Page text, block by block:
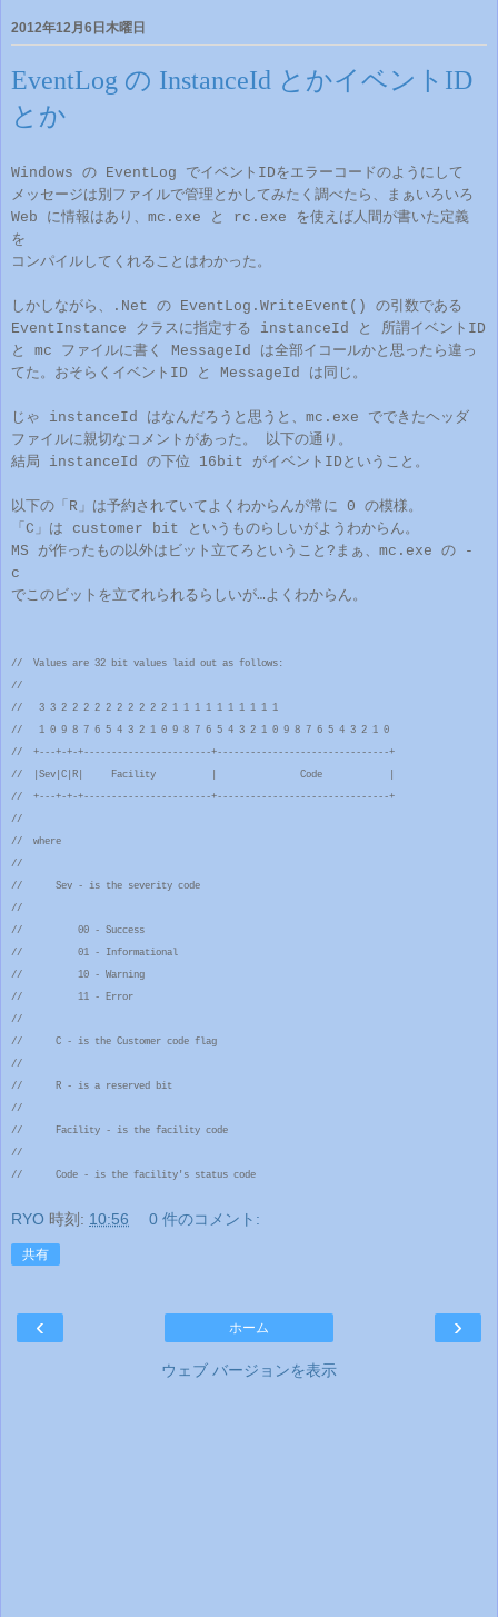
2012年12月6日木曜日
EventLog の InstanceId とかイベントID
とか
Windows の EventLog でイベントIDをエラーコードのようにして
メッセージは別ファイルで管理とかしてみたく 調べたら、まぁいろいろ
Web に情報はあり、mc.exe と rc.exe を使えば人間が書いた定義
を
コンパイルしてくれることはわかった。
しかしながら、. Net の EventLog.WriteEvent () の引数である
EventInstance クラスに指定する instanceId と 所謂イベントID
と
mc ファイルに書く MessageId は全部イコールかと思ったら違っ
てた。 おそらく イベント ID と MessageId は同じ。
じゃ instanceId はなんだろうと思うと、mc.exe ででき たヘッダ
ファイルに親切なコメントがあった。 以下の通り 。
結局 instanceId の下位 16 bit がイベントID ということ。
以下の「R 」は予約されていてよくわからんが常に 0 の模様。
「C」 は customer bit というものらしいがようわからん。
MS が作ったもの以外はビット立てろということ?まぁ、mc.exe の -
c
でこのビットを立てれられるらしいが…よくわからん。
// Values are 32 bit values laid out as follows:
//
// 3 3 2 2 2 2 2 2 2 2 2 2 1 1 1 1 1 1 1 1 1 1
// 1 0 9 8 7 6 5 4 3 2 1 0 9 8 7 6 5 4 3 2 1 0 9 8 7 6 5 4 3 2 1 0
// +---+-+-+-----------------------+-------------------------------+
// |Sev|C|R| Facility | Code |
// +---+-+-+-----------------------+-------------------------------+
//
// where
//
// Sev - is the severity code
//
// 00 - Success
// 01 - Informational
// 10 - Warning
// 11 - Error
//
// C - is the Customer code flag
//
// R - is a reserved bit
//
// Facility - is the facility code
//
// Code - is the facility's status code
RYO 時刻: 10:56 0 件のコメント:
共有
‹ ›
ホーム
ウェブ バージョンを表示